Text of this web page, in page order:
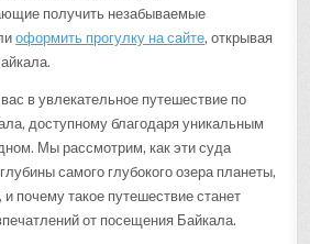
получить незабываемые
оформить прогулку на сайте, открывая
в увлекательное путешествие по
доступному благодаря уникальным
Мы рассмотрим, как эти суда
самого глубокого озера планеты,
и почему такое путешествие станет
от посещения Байкала.